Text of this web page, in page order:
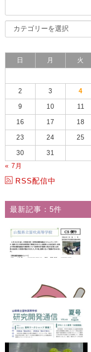
日 月 火
2 3 4
9 10 11
16 17 18
23 24 25
30
31
« 7月
RSS配信中
最新記事：5件